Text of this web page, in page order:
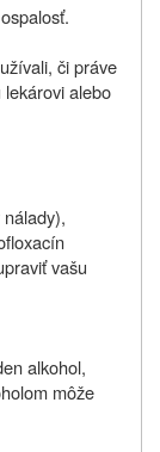
či práve
alebo
vašu
alkohol,
môže